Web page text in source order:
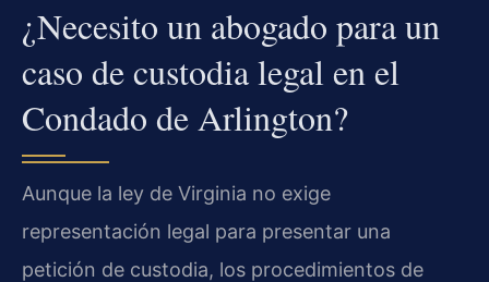
¿Necesito un abogado para un
caso de custodia legal en el
Condado de Arlington?
Aunque la ley de Virginia no exige
representación legal para presentar una
petición de custodia, los procedimientos de